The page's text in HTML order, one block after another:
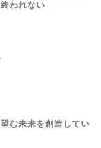
われない
む未来を創造してい